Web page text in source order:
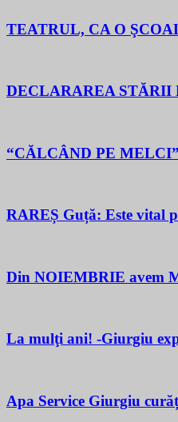
TEATRUL, CA O
DECLARAREA STĂRII
“CĂLCÂND PE
RAREȘ Guță: Este vital
Din NOIEMBRIE avem
La mulţi ani! -Giurgiu
Apa Service Giurgiu